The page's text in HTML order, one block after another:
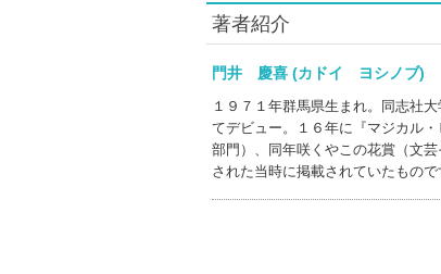
著者紹介
門井 慶喜 (カドイ ヨシノ
１９７１年群馬県生まれ。同志社
てデビュー。１６年に『マジカル
部門）、同年咲くやこの花賞（文
された当時に掲載されていたもので